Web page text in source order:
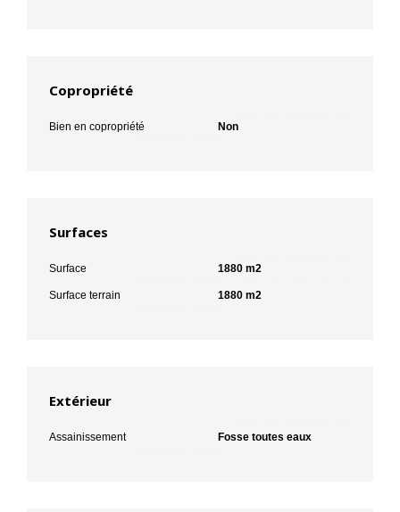
Copropriété
Bien en copropriété Non
Surfaces
Surface 1880 m2
Surface terrain 1880 m2
Extérieur
Assainissement Fosse toutes eaux